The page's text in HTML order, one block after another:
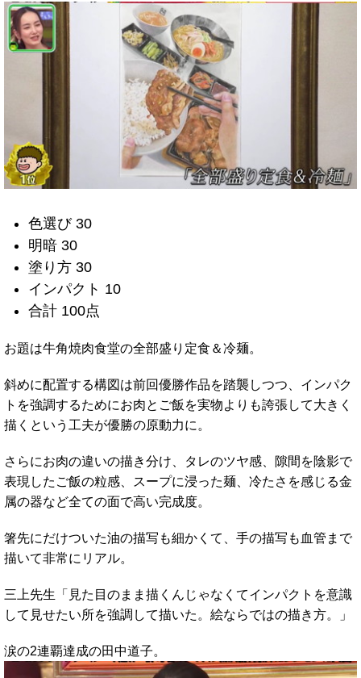
色選び 30
明暗 30
塗り方 30
インパクト 10
合計 100点
お題は牛角焼肉食堂の全部盛り定食＆冷麺。
斜めに配置する構図は前回優勝作品を踏襲しつつ、インパク
トを強調するためにお肉とご飯を実物よりも誇張して大きく
描くという工夫が優勝の原動力に。
さらにお肉の違いの描き分け、タレのツヤ感、隙間を陰影で
表現したご飯の粒感、スープに浸った麺、冷たさを感じる金
属の器など全ての面で高い完成度。
箸先にだけついた油の描写も細かくて、手の描写も血管まで
描いて非常にリアル。
三上先生「見た目のまま描くんじゃなくてインパクトを意識
して見せたい所を強調して描いた。絵ならではの描き方。」
涙の2連覇達成の田中道子。